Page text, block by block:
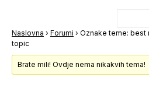
Naslovna › Forumi › Oznake teme: best
topic
Brate mili! Ovdje nema nikakvih tema!